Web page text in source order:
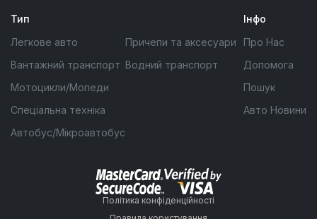
Тип
Легкове авто
Вантажний транспорт
Мотоцикли/Мопеди
Спеціальна техніка
Автобус/Мікроавтобус
Причепи та аксесуари
Водний транспорт
Інфо
Про Нас
Допомога
Пошук
Авто Новини
Політика конфіденційності